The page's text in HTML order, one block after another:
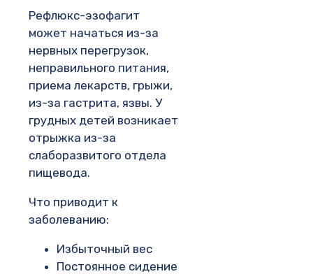
Рефлюкс-эзофагит
может начаться из-за
нервных перегрузок,
неправильного питания,
приема лекарств, грыжи,
из-за гастрита, язвы. У
грудных детей возникает
отрыжка из-за
слаборазвитого отдела
пищевода.
Что приводит к
заболеванию:
Избыточный вес
Постоянное сидение